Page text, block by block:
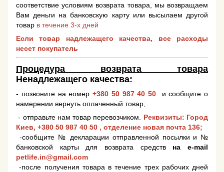
соответствие условиям возврата товара, мы возвращаем
Вам деньги на банковскую карту или высылаем другой
товар в течение 3-х дней
Если товар надлежащего качества, все расходы
несет покупатель
Процедура возврата товара
Ненадлежащего качества:
- позвоните на номер +380 50 987 40 50
и сообщите о
намерении вернуть оплаченный товар;
- отправьте нам товар перевозчиком. Реквизиты: Город
Киев, +380 50 987 40 50 , отделение новая почта 136;
-сообщите № декларации отправленной посылки и №
банковской карты для возврата средств на e-mail
petlife.in@gmail.com
-после получения товара в течение трех рабочих дней